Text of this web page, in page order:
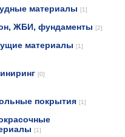
материалы [1]
ЖБИ, фундаменты [2]
материалы [1]
[0]
покрытия [1]
[1]